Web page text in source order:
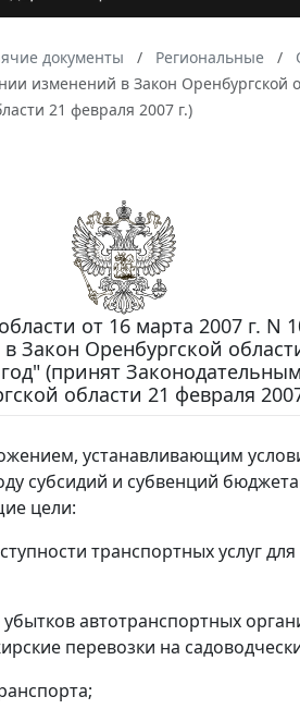
документы Региональные
изменений в Закон
21 февраля 2007 г.)
от 16 марта 2007 г. N
Закон Оренбургской
(принят
области 21 февраля
устанавливающим
субсидий и субвенций
цели:
транспортных услуг
автотранспортных
перевозки на